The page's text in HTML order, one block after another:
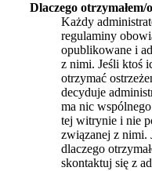
Dlaczego otrzymałem/
Każdy
regulaminy
opublikowane i
z nimi. Jeśli ktoś
otrzymać
decyduje
ma nic
tej witrynie i nie
związanej z nimi.
dlaczego
skontaktuj się z